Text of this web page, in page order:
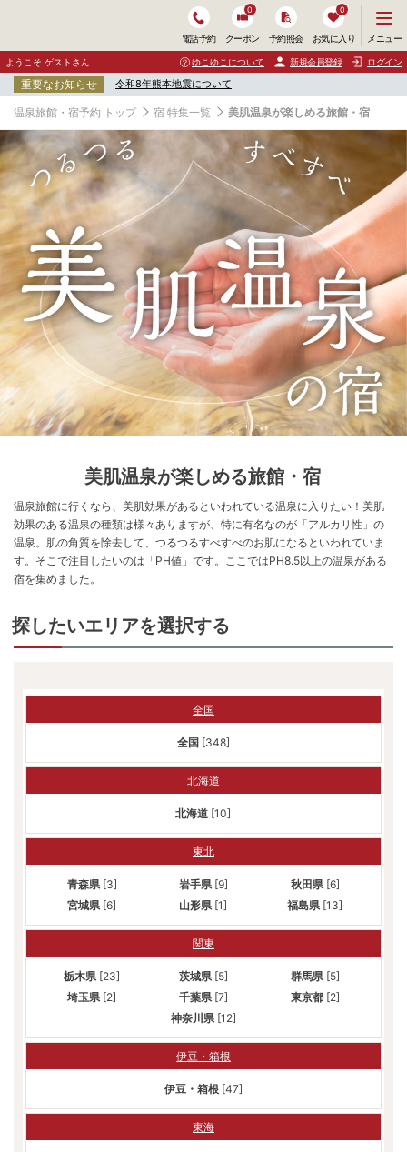
電話予約 クーポン
0
予約照会 お気に入り
0
ニ
ュ
ー
開
メニュー
ようこそ ゲストさん ゆこゆこについて 新規会員登録 ログイン
重要なお知らせ 令和8年熊本地震について
温泉旅館・宿予約 トップ 宿 特集一覧 美肌温泉が楽しめる旅館・宿
美肌温泉が楽しめる旅館・宿
温泉旅館に行くなら、美肌効果があるといわれている温泉に入りたい！美肌
効果のある温泉の種類は様々ありますが、特に有名なのが「アルカリ性」の
温泉。肌の角質を除去して、つるつるすべすべのお肌になるといわれていま
す。そこで注目したいのは「PH値」です。ここではPH8.5以上の温泉がある
宿を集めました。
探したいエリアを選択する
全国
全国 [348]
北海道
北海道 [10]
東北
青森県 [3] 岩手県 [9] 秋田県 [6]
宮城県 [6] 山形県 [1] 福島県 [13]
関東
栃木県 [23] 茨城県 [5] 群馬県 [5]
埼玉県 [2] 千葉県 [7] 東京都 [2]
神奈川県 [12]
伊豆・箱根
伊豆・箱根 [47]
東海